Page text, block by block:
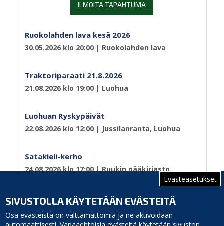
Evästeasetukset
SIVUSTOLLA KÄYTETÄÄN EVÄSTEITÄ
Osa evästeistä on välttämättömiä ja ne aktivoidaan
ILMOITA TAPAHTUMA
Ruokolahden lava kesä 2026
30.05.2026 klo 20:00 | Ruokolahden lava
Traktoriparaati 21.8.2026
21.08.2026 klo 19:00 | Luohua
Luohuan Ryskypäivät
22.08.2026 klo 12:00 | Jussilanranta, Luohua
Satakieli-kerho
24.08.2026 klo 17:00| Ruukin pääkirjasto
Sivu 1